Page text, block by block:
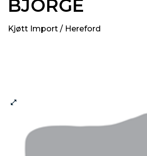
BJÖRGE
Kjøtt Import / Hereford